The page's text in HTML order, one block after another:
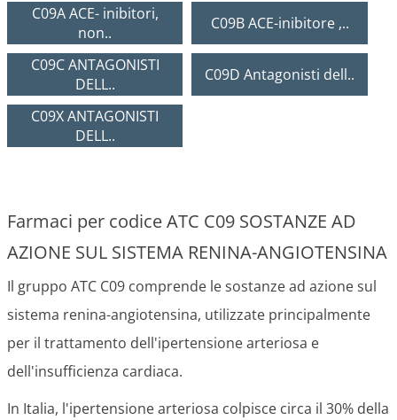
C09A ACE- inibitori,
non..
C09B ACE-inibitore ,..
C09C ANTAGONISTI
DELL..
C09D Antagonisti dell..
C09X ANTAGONISTI
DELL..
Farmaci per codice ATC C09 SOSTANZE AD
AZIONE SUL SISTEMA RENINA-ANGIOTENSINA
Il gruppo ATC C09 comprende le sostanze ad azione sul
sistema renina-angiotensina, utilizzate principalmente
per il trattamento dell'ipertensione arteriosa e
dell'insufficienza cardiaca.
In Italia, l'ipertensione arteriosa colpisce circa il 30% della